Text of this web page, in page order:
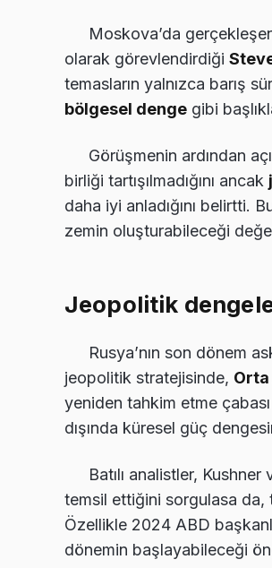
Moskova’da
olarak görevlendirdiği
temasların yalnızca barış
bölgesel denge gibi
Görüşmenin ardından
birliği tartışılmadığını ancak
daha iyi anladığını belirtti.
zemin oluşturabileceği
Jeopolitik
Rusya’nın son dönem
jeopolitik stratejisinde,
yeniden tahkim etme
dışında küresel güç
Batılı analistler,
temsil ettiğini sorgulasa da,
Özellikle 2024 ABD
dönemin başlayabileceği